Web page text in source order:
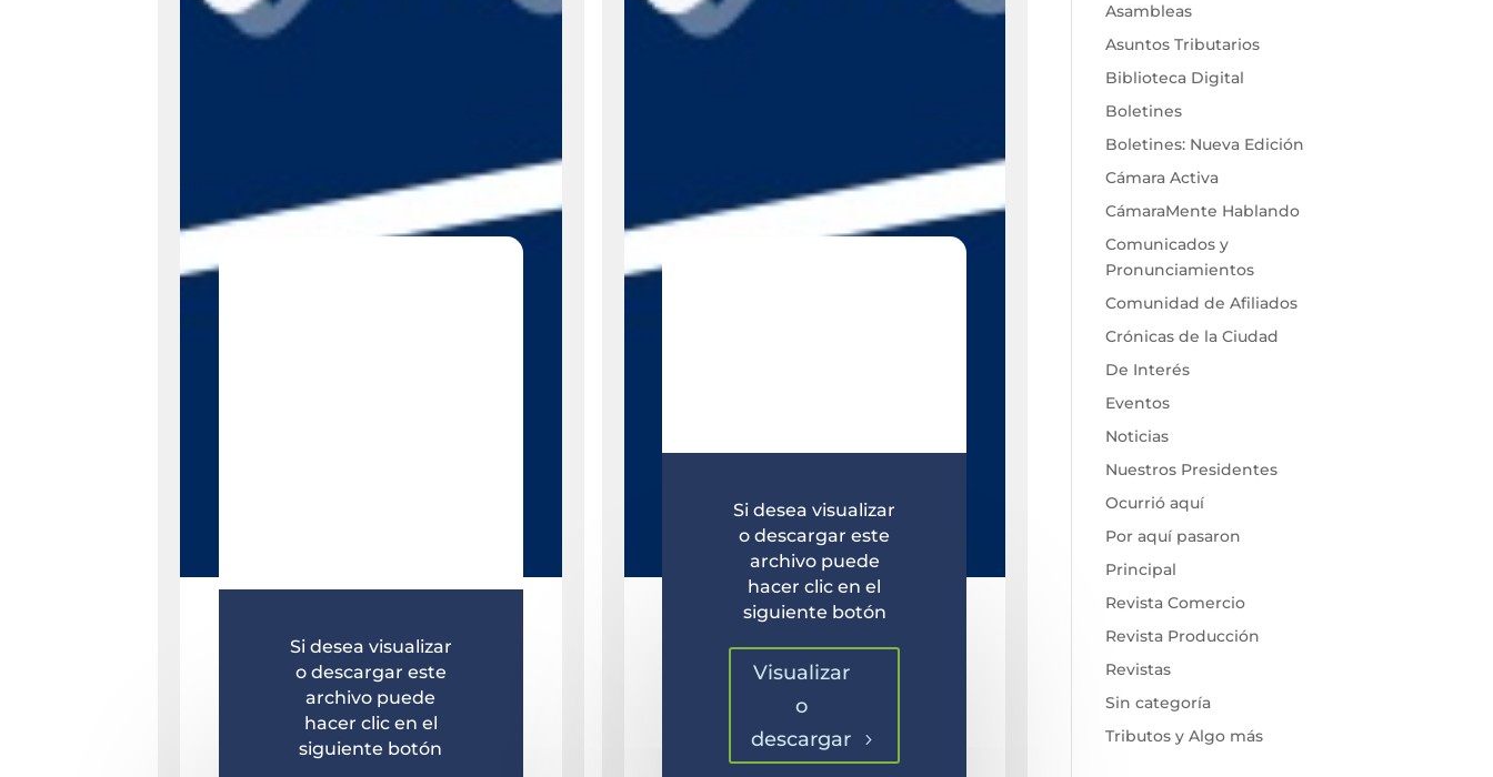
Si desea visualizar
o descargar este
archivo puede
hacer clic en el
siguiente botón
Si desea visualizar
o descargar este
archivo puede
hacer clic en el
siguiente botón
Visualizar
o
descargar
Asambleas
Asuntos Tributarios
Biblioteca Digital
Boletines
Boletines: Nueva Edición
Cámara Activa
CámaraMente Hablando
Comunicados y
Pronunciamientos
Comunidad de Afiliados
Crónicas de la Ciudad
De Interés
Eventos
Noticias
Nuestros Presidentes
Ocurrió aquí
Por aquí pasaron
Principal
Revista Comercio
Revista Producción
Revistas
Sin categoría
Tributos y Algo más